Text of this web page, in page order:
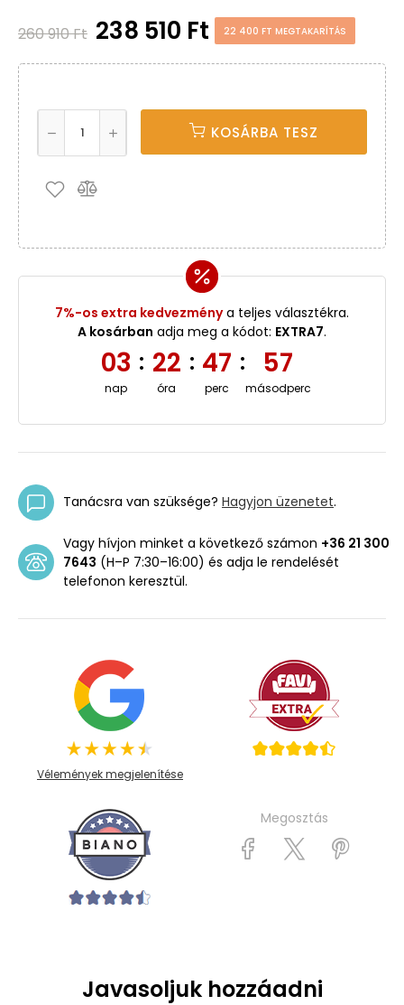
260 910 Ft 238 510 Ft 22 400 FT MEGTAKARÍTÁS
KOSÁRBA TESZ
7%-os extra kedvezménya teljes választékra.
A kosárban adja meg a kódot: EXTRA7.
03
nap
: 22
óra
: 47
perc
: 56
másodperc
Tanácsra van szüksége? Hagyjon üzenetet.
Vagy hívjon minket a következő számon +36 21 300
7643 (H–P 7:30–16:00) és adja le rendelését
telefonon keresztül.
Vélemények megjelenítése
Megosztás
Javasoljuk hozzáadni